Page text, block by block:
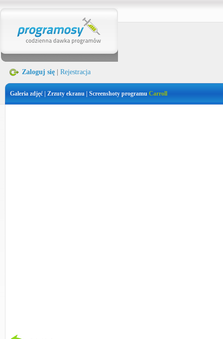
Zaloguj się Rejestracja
Galeria zdjęć | Zrzuty ekranu | Screenshoty programu Carroll